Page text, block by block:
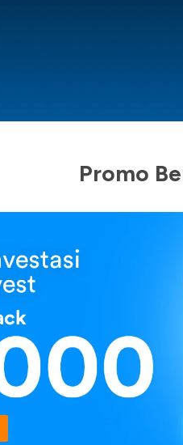
Promo